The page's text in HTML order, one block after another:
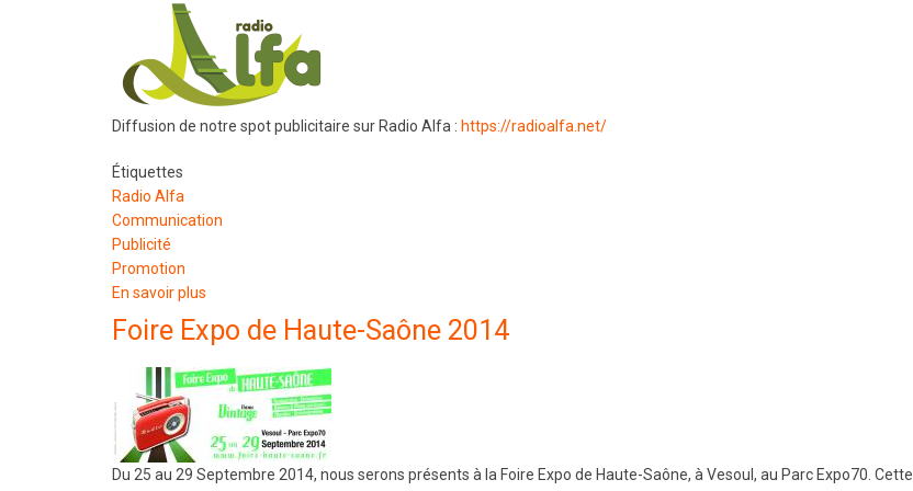
Diffusion de notre spot publicitaire sur Radio Alfa : https://radioalfa.net/
Étiquettes
Radio Alfa
Communication
Publicité
Promotion
En savoir plus
communiquons
sur
Radio
Alfa
Foire Expo de Haute-Saône 2014
Du 25 au 29 Septembre 2014, nous serons présents à la Foire Expo de Haute-Saône, à Vesoul, au Parc Expo70. Cette